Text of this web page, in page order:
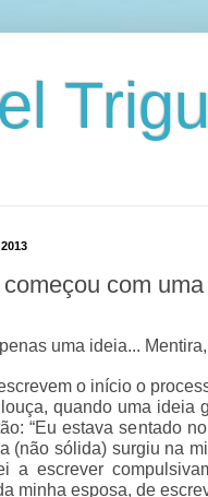
com
uma ideia...
o início o
quando uma ideia
“Eu estava sentado
(não sólida) surgiu na
a escrever
minha esposa, de